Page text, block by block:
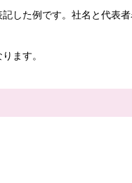
した例です。社名と代表
ます。